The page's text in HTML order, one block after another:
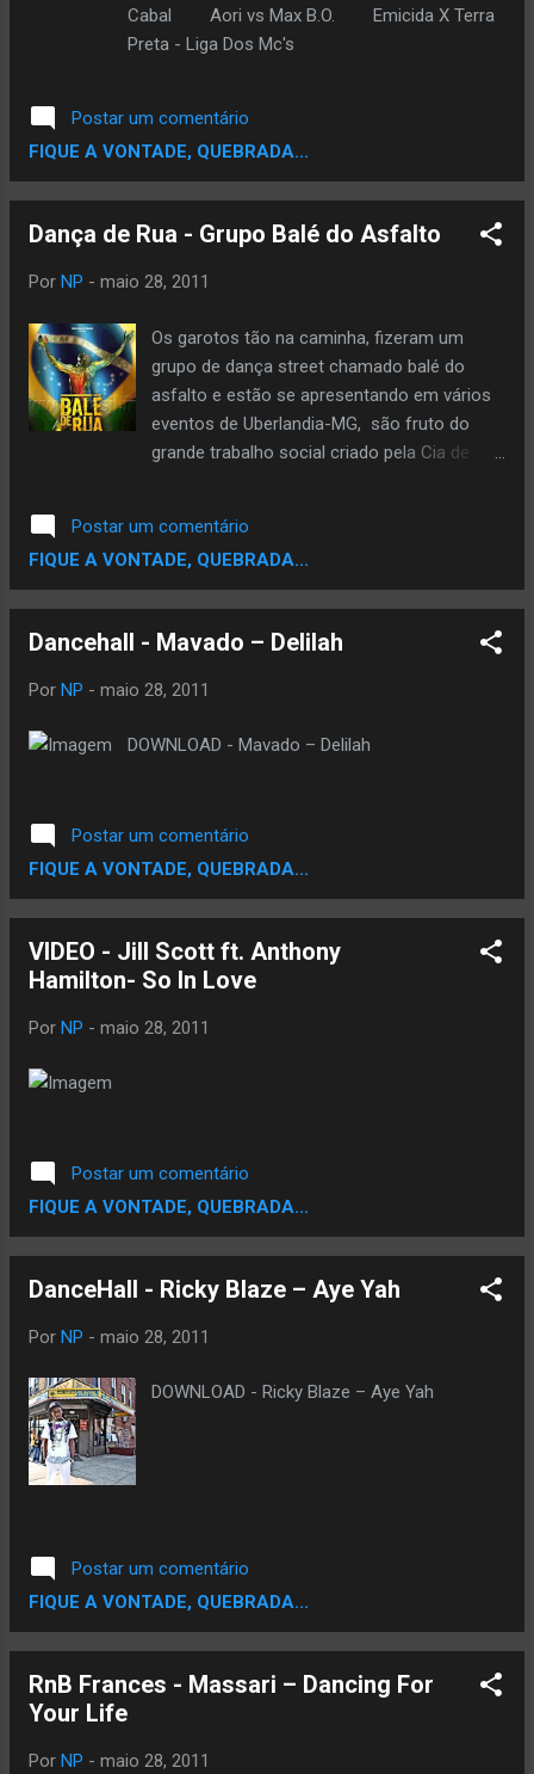
Cabal Aori vs Max B.O. Emicida X Terra
Preta - Liga Dos Mc's
Postar um comentário
FIQUE A VONTADE, QUEBRADA...
Dança de Rua - Grupo Balé do Asfalto
Por NP - maio 28, 2011
Os garotos tão na caminha, fizeram um
grupo de dança street chamado balé do
asfalto e estão se apresentando em vários
eventos de Uberlandia-MG, são fruto do
grande trabalho social criado pela Cia de
eles querem o Brasil, chegar longe, pois tem
talento, os integrantes são: Jonin, Bruna,
Augusto, Marcus vinicius.
Postar um comentário
FIQUE A VONTADE, QUEBRADA...
Dancehall - Mavado – Delilah
Por NP - maio 28, 2011
DOWNLOAD - Mavado – Delilah
Postar um comentário
FIQUE A VONTADE, QUEBRADA...
VIDEO - Jill Scott ft. Anthony
Hamilton- So In Love
Por NP - maio 28, 2011
Postar um comentário
FIQUE A VONTADE, QUEBRADA...
DanceHall - Ricky Blaze – Aye Yah
Por NP - maio 28, 2011
DOWNLOAD - Ricky Blaze – Aye Yah
Postar um comentário
FIQUE A VONTADE, QUEBRADA...
RnB Frances - Massari – Dancing For
Your Life
Por NP - maio 28, 2011